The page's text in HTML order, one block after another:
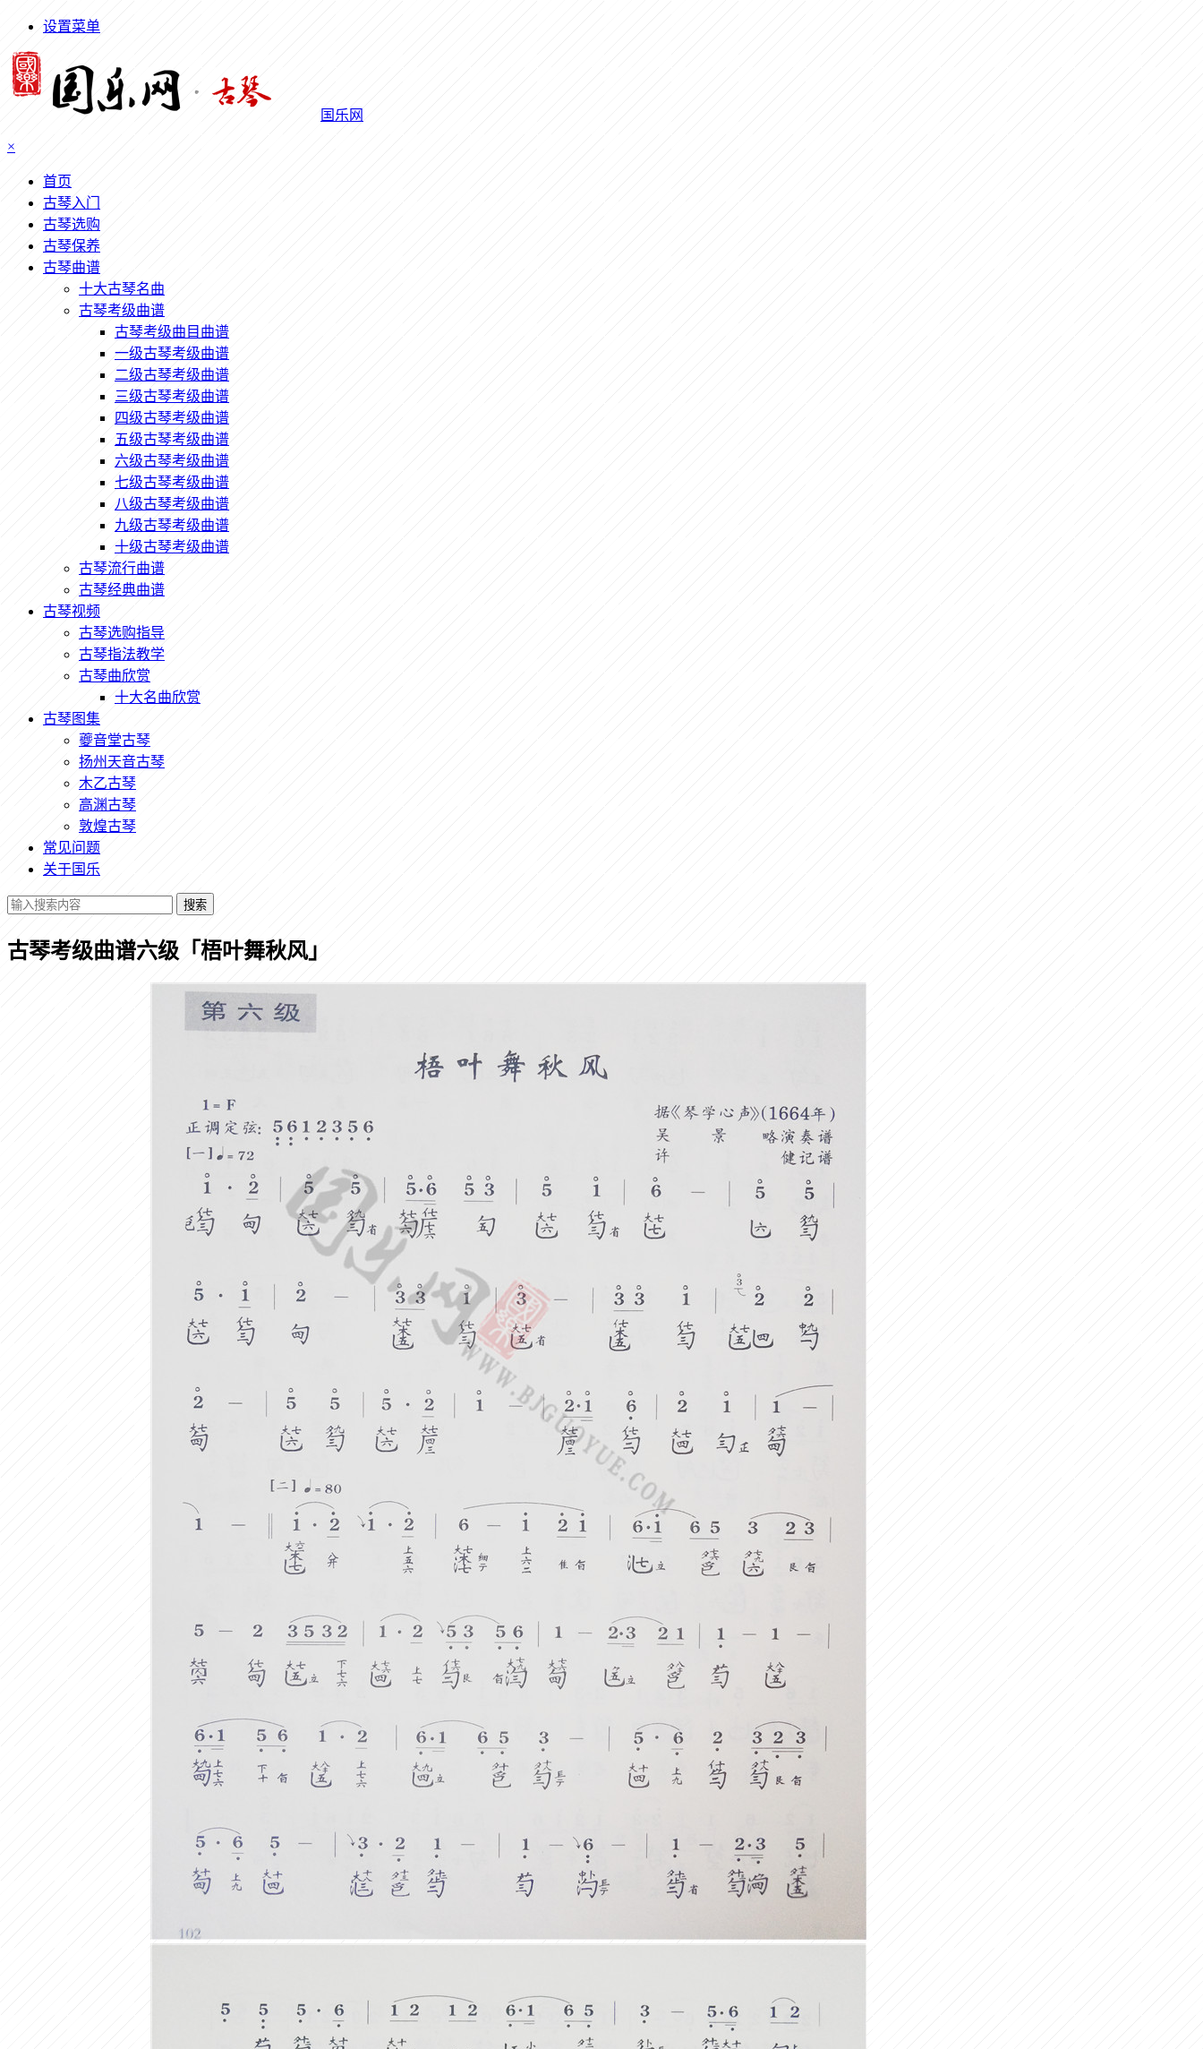
设置菜单
国乐网
×
首页
古琴入门
古琴选购
古琴保养
古琴曲谱
十大古琴名曲
古琴考级曲谱
古琴考级曲目曲谱
一级古琴考级曲谱
二级古琴考级曲谱
三级古琴考级曲谱
四级古琴考级曲谱
五级古琴考级曲谱
六级古琴考级曲谱
七级古琴考级曲谱
八级古琴考级曲谱
九级古琴考级曲谱
十级古琴考级曲谱
古琴流行曲谱
古琴经典曲谱
古琴视频
古琴选购指导
古琴指法教学
古琴曲欣赏
十大名曲欣赏
古琴图集
夔音堂古琴
扬州天音古琴
木乙古琴
高渊古琴
敦煌古琴
常见问题
关于国乐
搜索
古琴考级曲谱六级「梧叶舞秋风」